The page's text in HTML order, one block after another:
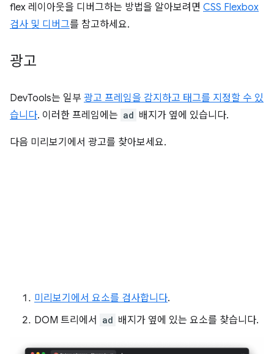
flex 레이아웃을 디버그하는 방법을 알아보려면 CSS Flexbox
검사 및 디버그를 참고하세요.
광고
DevTools는 일부 광고 프레임을 감지하고 태그를 지정할 수 있
습니다. 이러한 프레임에는 ad 배지가 옆에 있습니다.
다음 미리보기에서 광고를 찾아보세요.
미리보기에서 요소를 검사합니다.
DOM 트리에서
ad 배지가 옆에 있는 요소를 찾습니다.